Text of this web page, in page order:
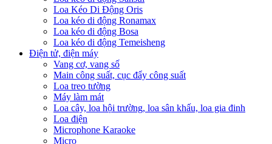
Loa Kéo Di Động Oris
Loa kéo di động Ronamax
Loa kéo di động Bosa
Loa kéo di động Temeisheng
Điện tử, điện máy
Vang cơ, vang số
Main công suất, cục đẩy công suất
Loa treo tường
Máy làm mát
Loa cây, loa hội trường, loa sân khấu, loa gia đinh
Loa điện
Microphone Karaoke
Micro